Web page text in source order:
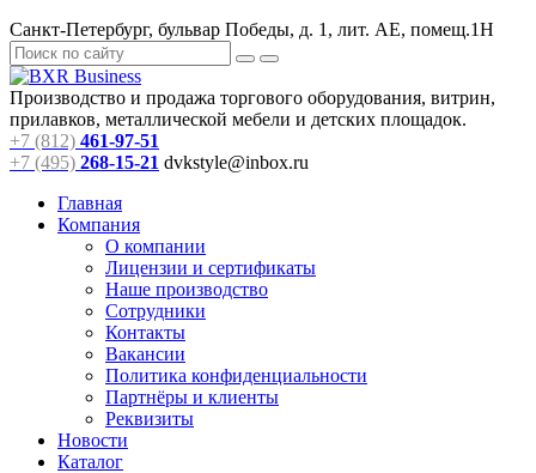
Санкт-Петербург, бульвар Победы, д. 1, лит. АЕ, помещ.1Н
Производство и продажа торгового оборудования, витрин,
прилавков, металлической мебели и детских площадок.
+7 (812) 461-97-51
+7 (495) 268-15-21 dvkstyle@inbox.ru
Главная
Компания
О компании
Лицензии и сертификаты
Наше производство
Сотрудники
Контакты
Вакансии
Политика конфиденциальности
Партнёры и клиенты
Реквизиты
Новости
Каталог